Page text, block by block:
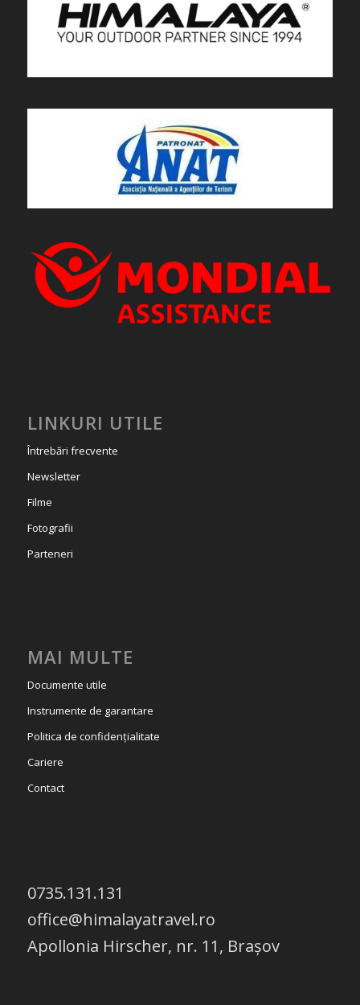
LINKURI UTILE
Întrebări frecvente
Newsletter
Filme
Fotografii
Parteneri
MAI MULTE
Documente utile
Instrumente de garantare
Politica de confidențialitate
Cariere
Contact
0735.131.131
office@himalayatravel.ro
Apollonia Hirscher, nr. 11, Brașov